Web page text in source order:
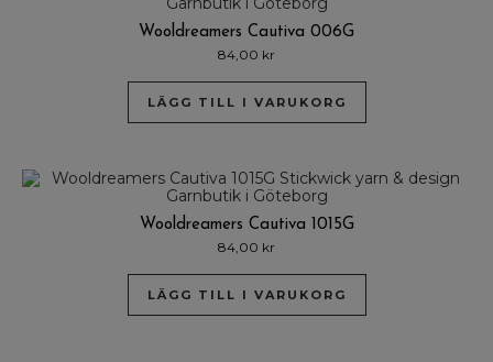
Wooldreamers Cautiva 006G
84,00 kr
LÄGG TILL I VARUKORG
Wooldreamers Cautiva 1015G
84,00 kr
LÄGG TILL I VARUKORG